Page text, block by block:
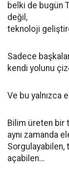
belki de bugün
değil,
teknoloji
Sadece
kendi yolunu
Ve bu yalnızca
Bilim üreten bir
aynı zamanda
Sorgulayabilen,
açabilen…